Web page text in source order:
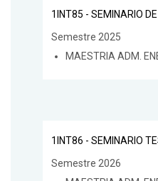
1INT85 - SEMINARIO
Semestre 2025
MAESTRIA ADM.
1INT86 - SEMINARIO
Semestre 2026